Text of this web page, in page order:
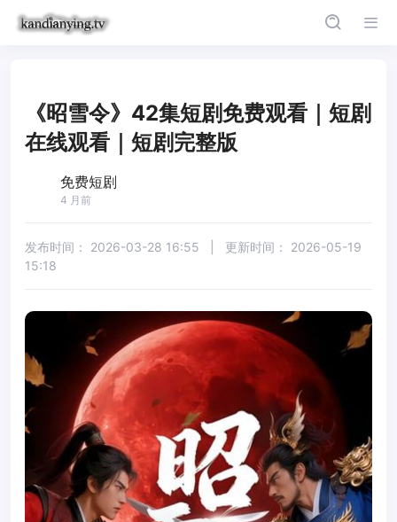
《昭雪令》42集短剧免费观看｜短剧
在线观看｜短剧完整版
免费短剧
4 月前
发布时间： 2026-03-28 16:55 更新时间： 2026-05-19
15:18